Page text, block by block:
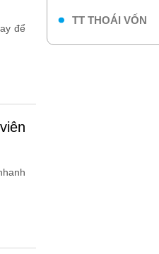
để
TT THOÁI VỐN